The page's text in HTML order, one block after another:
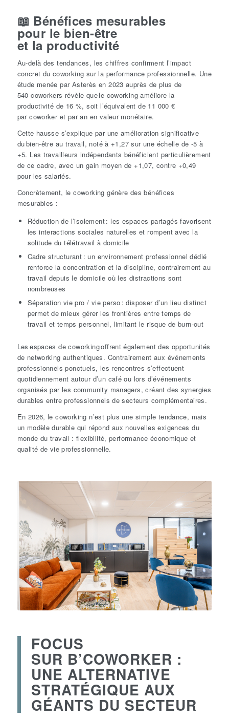
📖 Bénéfices mesurables
pour le bien-être
et la productivité
Au-delà des tendances, les chiffres confirment l’impact
concret du coworking sur la performance professionnelle. Une
étude menée par Asterès en 2023 auprès de plus de
540 coworkers révèle que le coworking améliore la
productivité de 16 %, soit l’équivalent de 11 000 €
par coworker et par an en valeur monétaire.
Cette hausse s’explique par une amélioration significative
du bien-être au travail, noté à +1,27 sur une échelle de -5 à
+5. Les travailleurs indépendants bénéficient particulièrement
de ce cadre, avec un gain moyen de +1,07, contre +0,49
pour les salariés.
Concrètement, le coworking génère des bénéfices
mesurables :
Réduction de l’isolement : les espaces partagés favorisent
les interactions sociales naturelles et rompent avec la
solitude du télétravail à domicile
Cadre structurant : un environnement professionnel dédié
renforce la concentration et la discipline, contrairement au
travail depuis le domicile où les distractions sont
nombreuses
Séparation vie pro / vie perso : disposer d’un lieu distinct
permet de mieux gérer les frontières entre temps de
travail et temps personnel, limitant le risque de burn-out
Les espaces de coworking offrent également des opportunités
de networking authentiques. Contrairement aux événements
professionnels ponctuels, les rencontres s’effectuent
quotidiennement autour d’un café ou lors d’événements
organisés par les community managers, créant des synergies
durables entre professionnels de secteurs complémentaires.
En 2026, le coworking n’est plus une simple tendance, mais
un modèle durable qui répond aux nouvelles exigences du
monde du travail : flexibilité, performance économique et
qualité de vie professionnelle.
FOCUS
SUR B’COWORKER :
UNE ALTERNATIVE
STRATÉGIQUE AUX
GÉANTS DU SECTEUR